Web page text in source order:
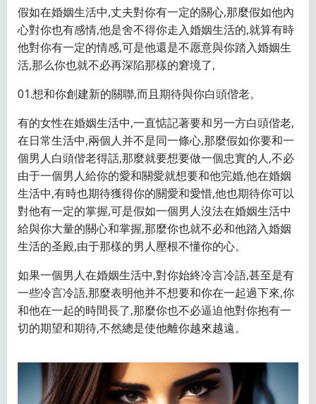
假如在婚姻生活中,丈夫對你有一定的關心,那麼假如他內
心對你也有感情,他是舍不得你走入婚姻生活的,就算有時
他對你有一定的情感,可是他還是不愿意與你踏入婚姻生
活,那么你也就不必再深陷那樣的窘境了,
01.想和你創建新的關聯,而且期待與你白頭偕老。
有的女性在婚姻生活中,一直惦記著要和另一方白頭偕老,
在日常生活中,兩個人并不是同一條心,那麼假如你要和一
個男人白頭偕老得話,那麼就要想要做一個忠實的人,不必
由于一個男人給你的愛和關愛就想要和他完婚,他在婚姻
生活中,有時也期待獲得你的關愛和愛惜,他也期待你可以
對他有一定的掌握,可是假如一個男人沒法在婚姻生活中
給與你大量的關心和掌握,那麼你也就不必和他踏入婚姻
生活的圣殿,由于那樣的男人壓根不懂你的心。
如果一個男人在婚姻生活中,對你始終冷言冷語,甚至是有
一些冷言冷語,那麼表明他并不想要和你在一起過下來,你
和他在一起的時間長了,那麼你也不必逼迫他對你抱有一
切的期望和期待,不然總是使他離你越來越遠。